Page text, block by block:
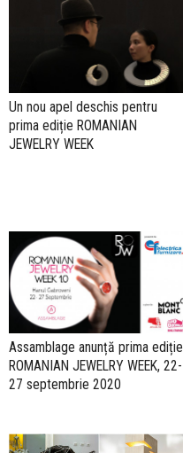
Un nou apel deschis pentru
prima ediție ROMANIAN
JEWELRY WEEK
Assamblage anunță prima ediție
ROMANIAN JEWELRY WEEK, 22-
27 septembrie 2020